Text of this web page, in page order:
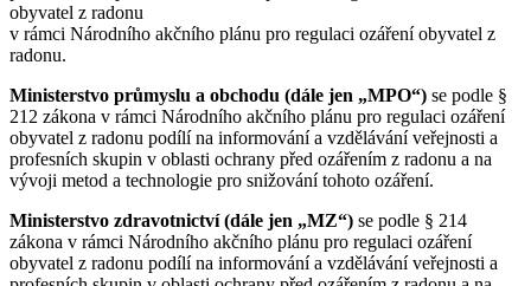
obyvatel z radonu
v rámci Národního akčního plánu pro regulaci ozáření obyvatel z
radonu.
Ministerstvo průmyslu a obchodu (dále jen „MPO“) se podle §
212 zákona v rámci Národního akčního plánu pro regulaci ozáření
obyvatel z radonu podílí na informování a vzdělávání veřejnosti a
profesních skupin v oblasti ochrany před ozářením z radonu a na
vývoji metod a technologie pro snižování tohoto ozáření.
Ministerstvo zdravotnictví(dále jen „MZ“) se podle § 214
zákona v rámci Národního akčního plánu pro regulaci ozáření
obyvatel z radonu podílí na informování a vzdělávání veřejnosti a